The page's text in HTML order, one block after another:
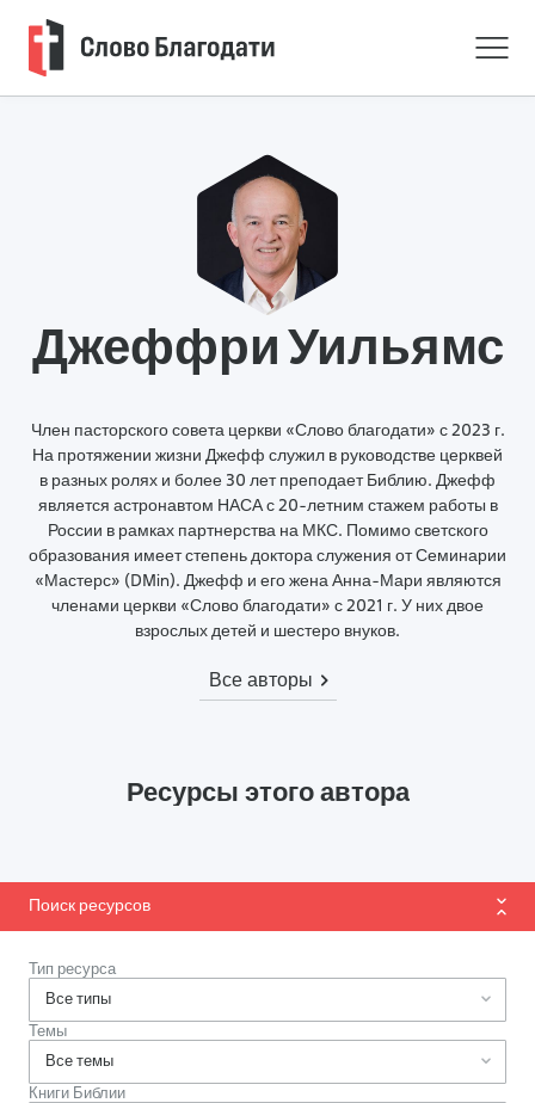
Джеффри Уильямс
Член пасторского совета церкви «Слово благодати» с 2023 г.
На протяжении жизни Джефф служил в руководстве церквей
в разных ролях и более 30 лет преподает Библию. Джефф
является астронавтом НАСА с 20-летним стажем работы в
России в рамках партнерства на МКС. Помимо светского
образования имеет степень доктора служения от Семинарии
«Мастерс» (DMin). Джефф и его жена Анна-Мари являются
членами церкви «Слово благодати» с 2021 г. У них двое
взрослых детей и шестеро внуков.
Все авторы
Ресурсы этого автора
Поиск ресурсов
Тип ресурса
Темы
Книги Библии